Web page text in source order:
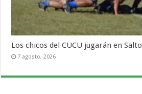
Los chicos del CUCU jugarán en Salto
7 agosto, 2026